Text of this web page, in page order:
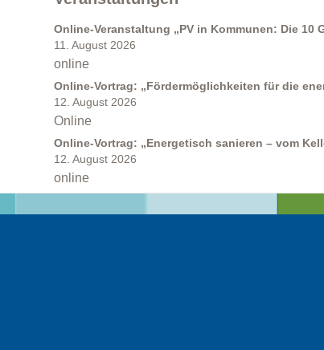
Förderprogramme
Online-Veranstaltung „PV in Kommunen: Die 10
11. August 2026
online
Online-Vortrag: „Fördermöglichkeiten für die
12. August 2026
Online
Online-Vortrag: „Energetisch sanieren – vom
12. August 2026
online